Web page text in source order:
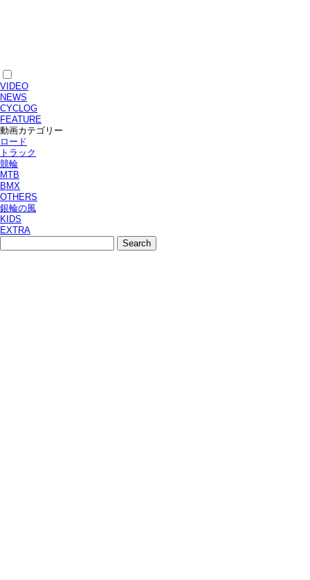
VIDEO
NEWS
CYCLOG
FEATURE
動画カテゴリー
ロード
トラック
競輪
MTB
BMX
OTHERS
銀輪の風
KIDS
EXTRA